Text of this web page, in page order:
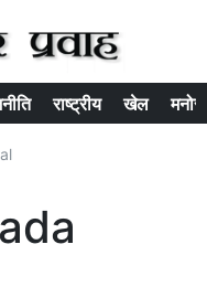
राष्ट्रीय खेल